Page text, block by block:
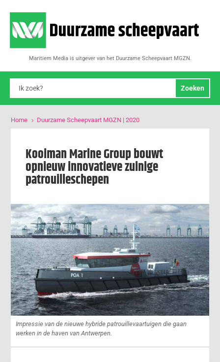
Maritiem Media is uitgever van het Duurzame Scheepvaart MGZN.
Home 5 Duurzame Scheepvaart MGZN | 2020
Kooiman Marine Group bouwt
opnieuw innovatieve zuinige
patrouilleschepen
Impressie van de nieuwe hybride patrouillevaartuigen die gaan
werken in de haven van Antwerpen.